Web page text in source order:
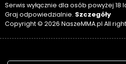
Serwis wyłącznie dla osób powyżej 18
Graj odpowiedzialnie. Szczegóły
Copyright © 2026 NaszeMMA.pl All